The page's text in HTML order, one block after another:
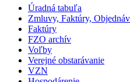
Úradná tabuľa
Zmluvy, Faktúry,
Faktúry
FZO archív
Voľby
Verejné obstarávanie
VZN